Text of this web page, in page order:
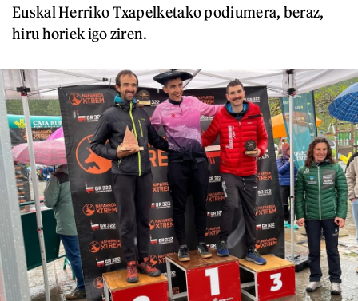
Euskal Herriko Txapelketako podiumera, beraz,
hiru horiek igo ziren.